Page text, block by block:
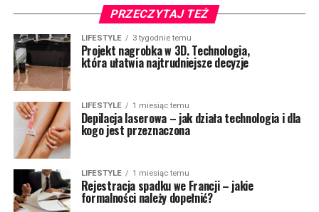
PRZECZYTAJ TEŻ
LIFESTYLE 3 tygodnie temu
Projekt nagrobka w 3D. Technologia,
która ułatwia najtrudniejsze decyzje
LIFESTYLE 1 miesiąc temu
Depilacja laserowa – jak działa technologia i dla
kogo jest przeznaczona
LIFESTYLE 1 miesiąc temu
Rejestracja spadku we Francji – jakie
formalności należy dopełnić?